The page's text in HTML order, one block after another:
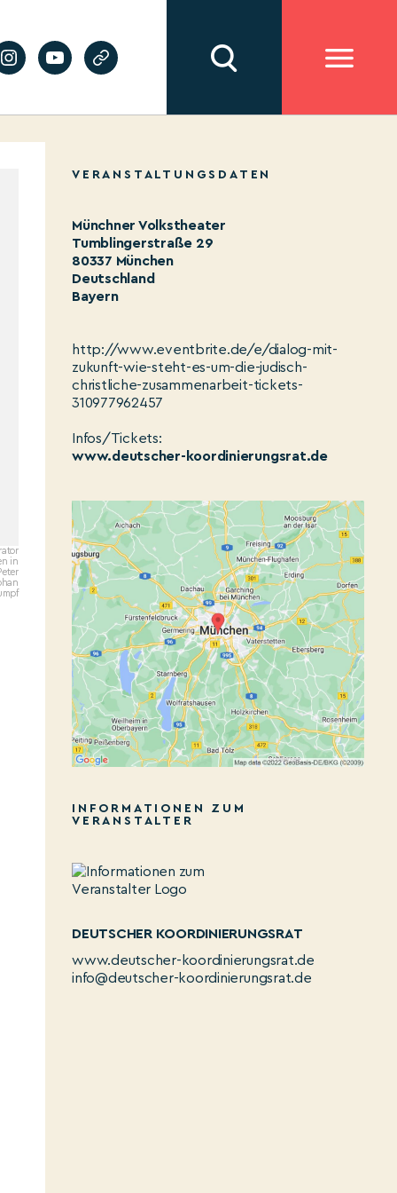
in
VERANSTALTUNGSDATEN
Münchner Volkstheater
Tumblingerstraße 29
80337 München
Deutschland
Bayern
http://www.eventbrite.de/e/dialog-mit-
zukunft-wie-steht-es-um-die-judisch-
christliche-zusammenarbeit-tickets-
310977962457
Infos/Tickets:
www.deutscher-koordinierungsrat.de
INFORMATIONEN ZUM
VERANSTALTER
DEUTSCHER KOORDINIERUNGSRAT
www.deutscher-koordinierungsrat.de
info@deutscher-koordinierungsrat.de